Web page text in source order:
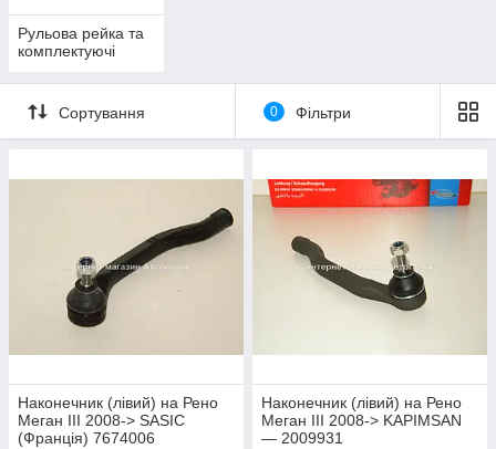
Рульова рейка та
комплектуючі
Сортування 0 Фільтри
Наконечник (лівий) на Рено
Меган III 2008-> SASIC
(Франція) 7674006
Наконечник (лівий) на Рено
Меган III 2008-> KAPIMSAN
— 2009931